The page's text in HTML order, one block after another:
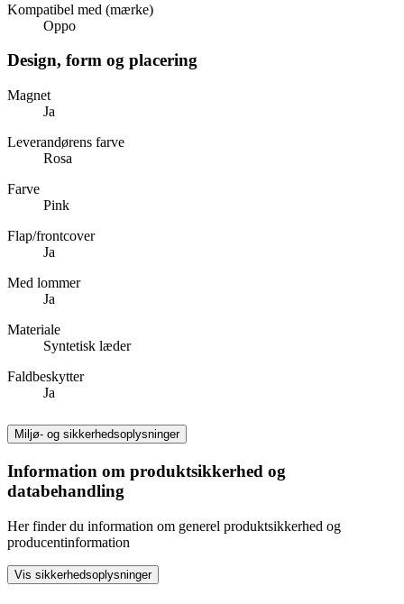
Kompatibel med (mærke)
Oppo
Design, form og placering
Magnet
Ja
Leverandørens farve
Rosa
Farve
Pink
Flap/frontcover
Ja
Med lommer
Ja
Materiale
Syntetisk læder
Faldbeskytter
Ja
Miljø- og sikkerhedsoplysninger
Information om produktsikkerhed og
databehandling
Her finder du information om generel produktsikkerhed og
producentinformation
Vis sikkerhedsoplysninger